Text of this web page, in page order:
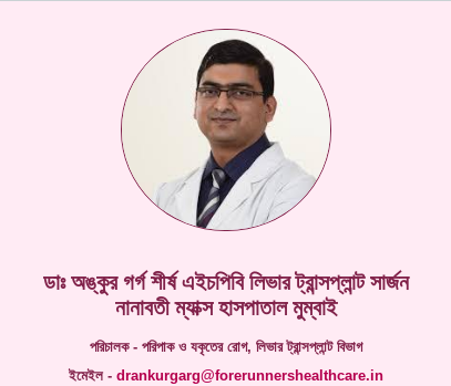
ডাঃ অঙ্কুর গর্গ শীর্ষ এইচপিবি লিভার ট্রান্সপ্লান্ট সার্জন
নানাবতী ম্যাক্স হাসপাতাল মুম্বাই
পরিচালক - পরিপাক ও যকৃতের রোগ, লিভার ট্রান্সপ্লান্ট বিভাগ
ইমেইল - drankurgarg@forerunnershealthcare.in